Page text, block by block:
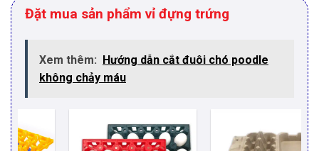
Đặt mua sản phẩm vỉ đựng trứng
Xem thêm: Hướng dẫn cắt đuôi chó poodle
không chảy máu